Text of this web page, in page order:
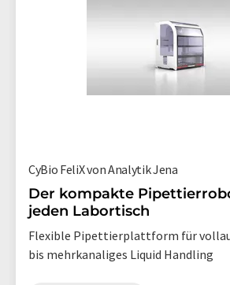
CyBio FeliX von Analytik Jena
Der kompakte
jeden Labortisch
Flexible Pipettierplattform für
bis mehrkanaliges Liquid Handling